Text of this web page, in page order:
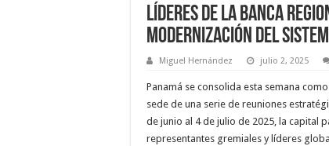
Líderes de la banca
modernización del
Miguel Hernández julio 2, 2025
Panamá se consolida esta semana
sede de una serie de reuniones
de junio al 4 de julio de 2025, la capital
representantes gremiales y líderes